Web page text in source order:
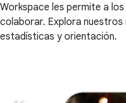
Workspace les permite a
colaborar. Explora
estadísticas y orientación.